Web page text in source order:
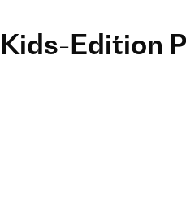
Edition